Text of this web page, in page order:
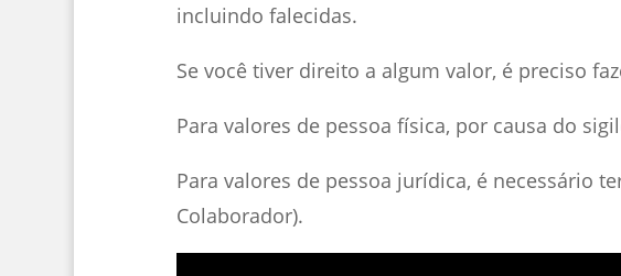
incluindo falecidas.
Se você tiver direito a algum valor, é preciso
Para valores de pessoa física, por causa do
Para valores de pessoa jurídica, é necessário
Colaborador).